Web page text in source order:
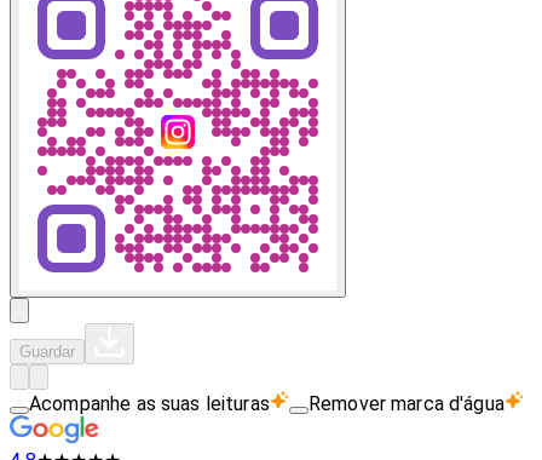
Guardar
Acompanhe as suas leituras Remover marca d'água